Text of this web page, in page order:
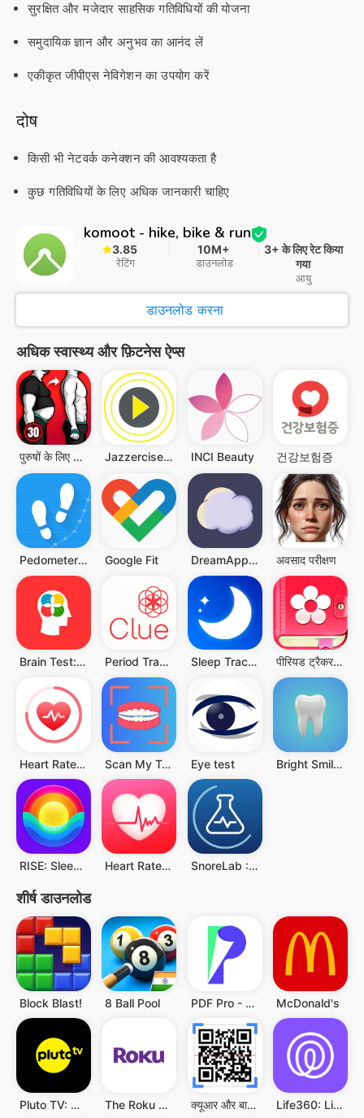
सुरक्षित और मजेदार साहसिक गतिविधियों की योजना
समुदायिक ज्ञान और अनुभव का आनंद लें
एकीकृत जीपीएस नेविगेशन का उपयोग करें
दोष
किसी भी नेटवर्क कनेक्शन की आवश्यकता है
कुछ गतिविधियों के लिए अधिक जानकारी चाहिए
komoot - hike, bike & run
3.85
रेटिंग
10M+
डाउनलोड
3+ के लिए रेट किया
गया
आयु
डाउनलोड करना
अधिक स्वास्थ्य और फ़िटनेस ऐप्स
पुरुषों के लिए वजन कम ऐप Jazzercise On Demand INCI Beauty 건강보험증
Pedometer - Step Counter App Google Fit DreamApp: Journal & Dictionary अवसाद परीक्षण
Brain Test: Alzheimer's Period Tracker Clue Sleep Tracker - Sleep Recorder पीरियड ट्रैकर, मासिक धर्म
Heart Rate Monitor - HeartIn Scan My Teeth Eye test Bright Smile - Teeth Whitening
RISE: Sleep Tracker Heart Rate: Heart Rate Monitor SnoreLab : Record Your Snoring
शीर्ष डाउनलोड
Block Blast! 8 Ball Pool PDF Pro - Reader & Maker McDonald's
Pluto TV: Watch Free Movies/TV The Roku App (Official) क्यूआर और बारकोड स्कैनर Life360: Live Location Sharing